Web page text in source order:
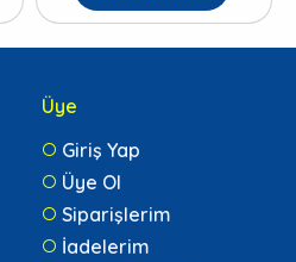
Üye
Giriş Yap
Üye Ol
Siparişlerim
İadelerim